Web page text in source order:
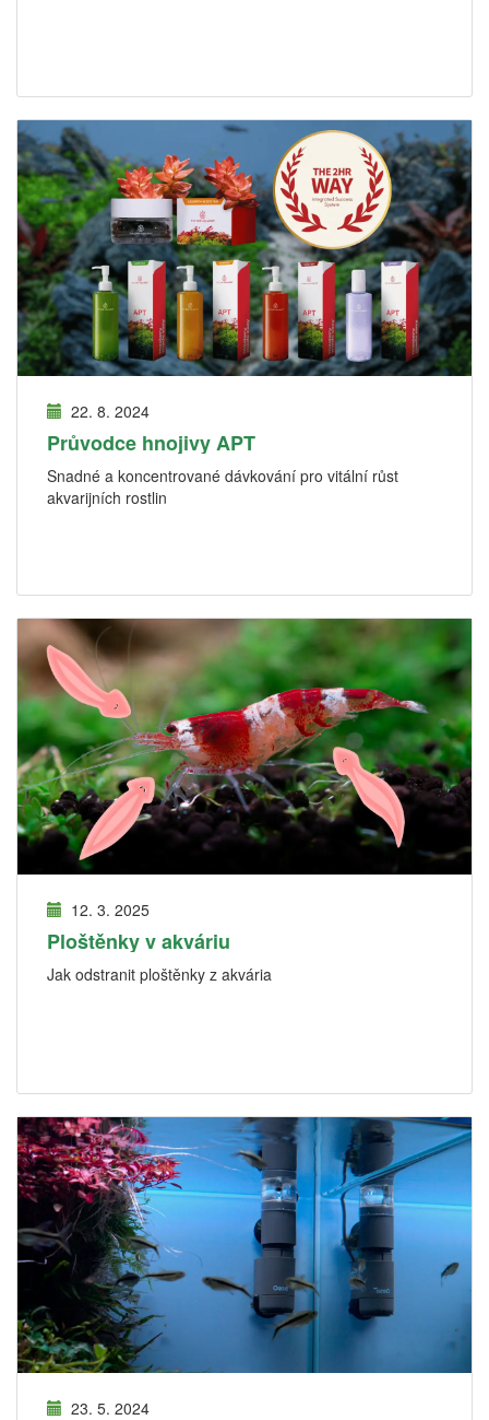
22. 8. 2024
Průvodce hnojivy APT
Snadné a koncentrované dávkování pro vitální růst
akvarijních rostlin
12. 3. 2025
Ploštěnky v akváriu
Jak odstranit ploštěnky z akvária
23. 5. 2024